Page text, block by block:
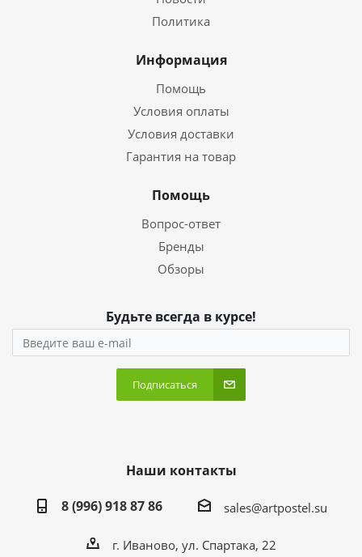
Политика
Информация
Помощь
Условия оплаты
Условия доставки
Гарантия на товар
Помощь
Вопрос-ответ
Бренды
Обзоры
Будьте всегда в курсе!
Подписаться
Наши контакты
8 (996) 918 87 86
sales@artpostel.su
г. Иваново, ул. Спартака, 22